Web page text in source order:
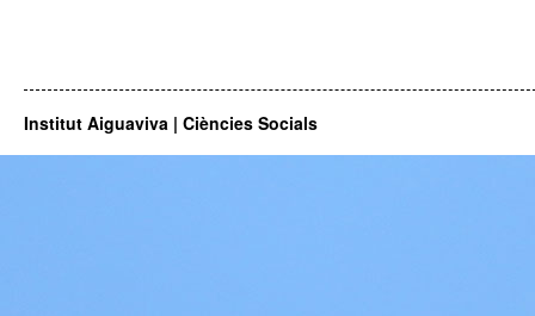
Institut Aiguaviva | Ciències Socials